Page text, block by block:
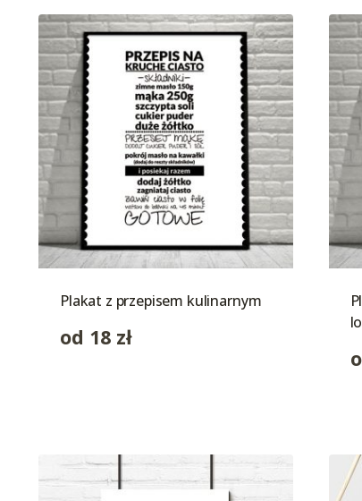
Plakat z przepisem kulinarnym
od 18 zł